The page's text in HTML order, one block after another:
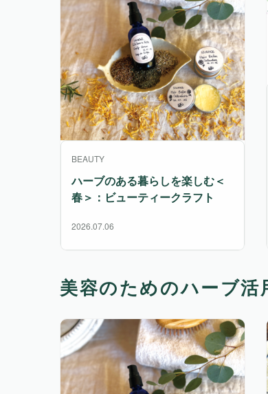
BEAUTY
ハーブのある暮らしを楽しむ＜
春＞：ビューティークラフト
2026.07.06
美容のためのハーブ活